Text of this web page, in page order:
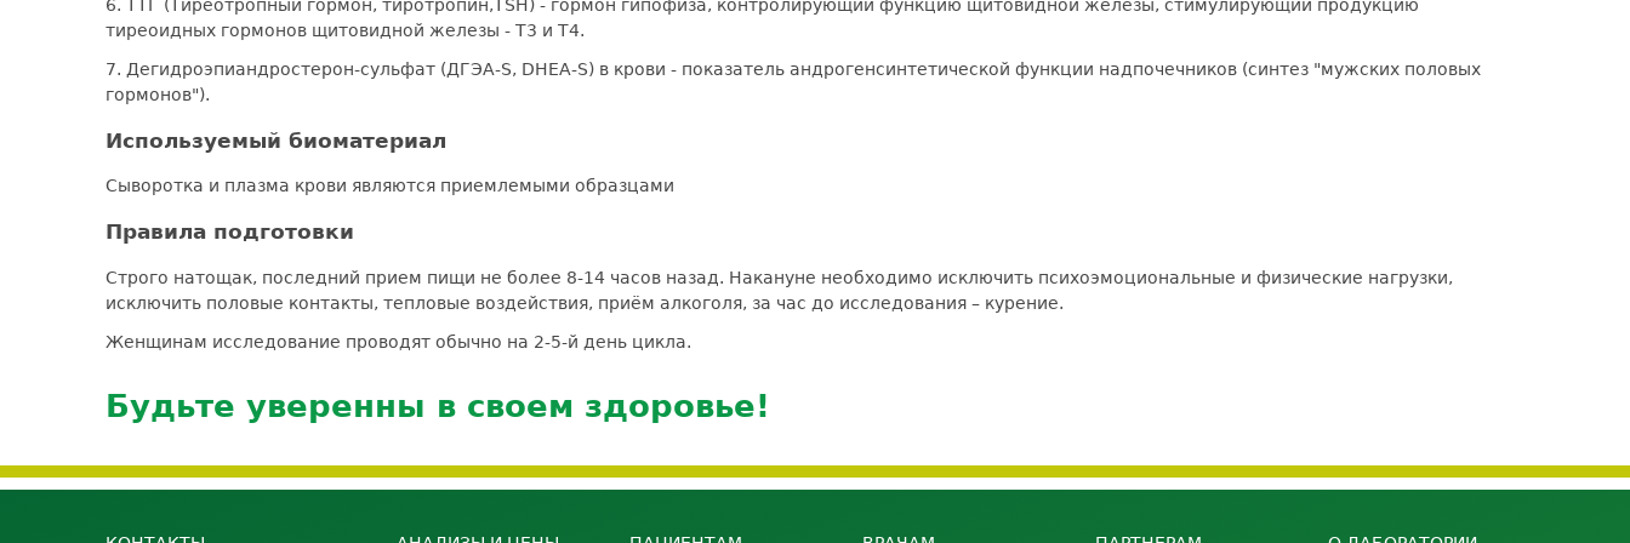
6. ТТГ (Тиреотропный гормон, тиротропин,TSH) - гормон гипофиза, контролирующий функцию щитовидной железы, стимулирующий продукцию
тиреоидных гормонов щитовидной железы - Т3 и Т4.
7. Дегидроэпиандростерон-сульфат (ДГЭА-S, DHEA-S) в крови - показатель андрогенсинтетической функции надпочечников (синтез "мужских половых
гормонов").
Используемый биоматериал
Сыворотка и плазма крови являются приемлемыми образцами
Правила подготовки
Строго натощак, последний прием пищи не более 8-14 часов назад. Накануне необходимо исключить психоэмоциональные и физические нагрузки,
исключить половые контакты, тепловые воздействия, приём алкоголя, за час до исследования – курение.
Женщинам исследование проводят обычно на 2-5-й день цикла.
Будьте уверенны в своем здоровье!